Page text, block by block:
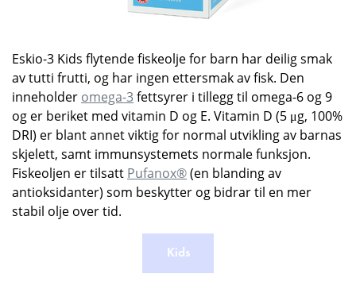
Eskio-3 Kids flytende fiskeolje for barn har deilig smak
av tutti frutti, og har ingen ettersmak av fisk. Den
inneholder omega-3fettsyrer i tillegg til omega-6 og 9
og er beriket med vitamin D og E. Vitamin D (5 μg, 100%
DRI) er blant annet viktig for normal utvikling av barnas
skjelett, samt immunsystemets normale funksjon.
Fiskeoljen er tilsatt Pufanox®(en blanding av
antioksidanter) som beskytter og bidrar til en mer
stabil olje over tid.
Kids